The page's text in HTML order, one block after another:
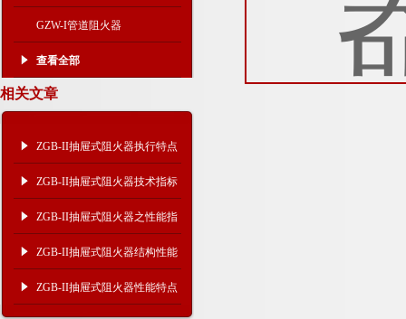
GZW-I管道阻火器
查看全部
相关文章
ZGB-II抽屉式阻火器执行特点
及维修保养
ZGB-II抽屉式阻火器技术指标
及维修保养
ZGB-II抽屉式阻火器之性能指
标及产品结构
ZGB-II抽屉式阻火器结构性能
ZGB-II抽屉式阻火器性能特点